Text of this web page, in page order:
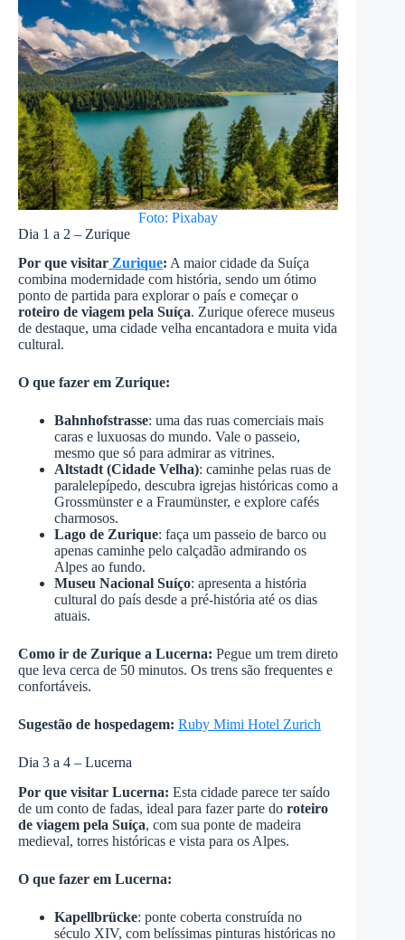
Foto: Pixabay
Dia 1 a 2 – Zurique
Por que visitar Zurique: A maior cidade da Suíça
combina modernidade com história, sendo um ótimo
ponto de partida para explorar o país e começar o
roteiro de viagem pela Suíça. Zurique oferece museus
de destaque, uma cidade velha encantadora e muita vida
cultural.
O que fazer em Zurique:
Bahnhofstrasse: uma das ruas comerciais mais
caras e luxuosas do mundo. Vale o passeio,
mesmo que só para admirar as vitrines.
Altstadt (Cidade Velha): caminhe pelas ruas de
paralelepípedo, descubra igrejas históricas como a
Grossmünster e a Fraumünster, e explore cafés
charmosos.
Lago de Zurique: faça um passeio de barco ou
apenas caminhe pelo calçadão admirando os
Alpes ao fundo.
Museu Nacional Suíço: apresenta a história
cultural do país desde a pré-história até os dias
atuais.
Como ir de Zurique a Lucerna: Pegue um trem direto
que leva cerca de 50 minutos. Os trens são frequentes e
confortáveis.
Sugestão de hospedagem: Ruby Mimi Hotel Zurich
Dia 3 a 4 – Lucerna
Por que visitar Lucerna: Esta cidade parece ter saído
de um conto de fadas, ideal para fazer parte do roteiro
de viagem pela Suíça, com sua ponte de madeira
medieval, torres históricas e vista para os Alpes.
O que fazer em Lucerna:
Kapellbrücke: ponte coberta construída no
século XIV, com belíssimas pinturas históricas no